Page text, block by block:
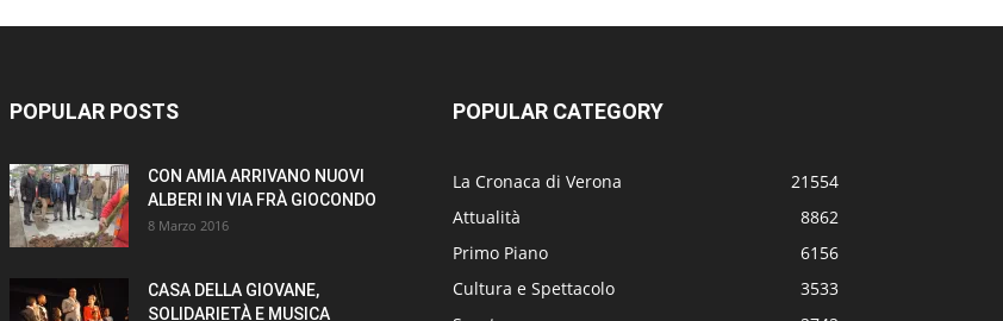
POPULAR POSTS
CON AMIA ARRIVANO NUOVI
ALBERI IN VIA FRÀ GIOCONDO
8 Marzo 2016
CASA DELLA GIOVANE,
SOLIDARIETÀ E MUSICA
POPULAR CATEGORY
La Cronaca di Verona
21554
Attualità
8862
Primo Piano
6156
Cultura e Spettacolo
3533